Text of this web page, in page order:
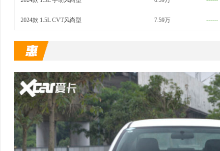
2024款 1.5L CVT风尚型 7.59万 ------